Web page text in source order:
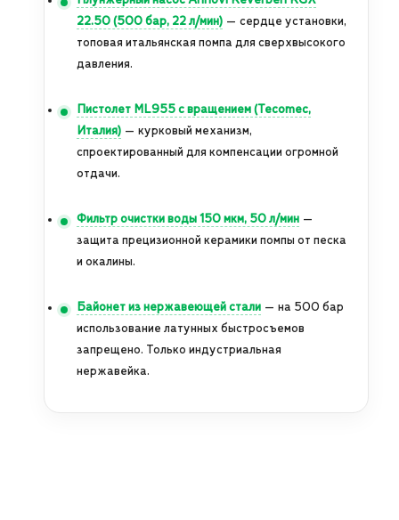
22.50 (500 бар, 22 л/мин) — сердце установки,
топовая итальянская помпа для сверхвысокого
давления.
Пистолет ML955 с вращением (Tecomec,
Италия) — курковый механизм,
спроектированный для компенсации огромной
отдачи.
Фильтр очистки воды 150 мкм, 50 л/мин —
защита прецизионной керамики помпы от песка
и окалины.
Байонет из нержавеющей стали — на 500 бар
использование латунных быстросъемов
запрещено. Только индустриальная
нержавейка.